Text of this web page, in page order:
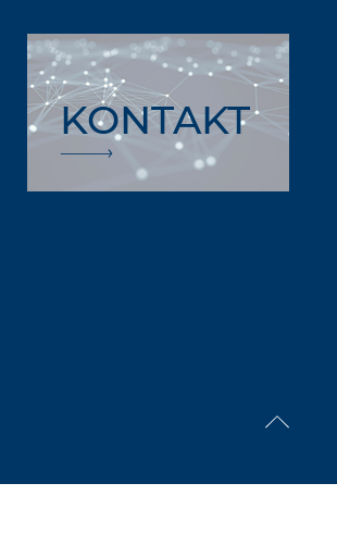
KONTAKT